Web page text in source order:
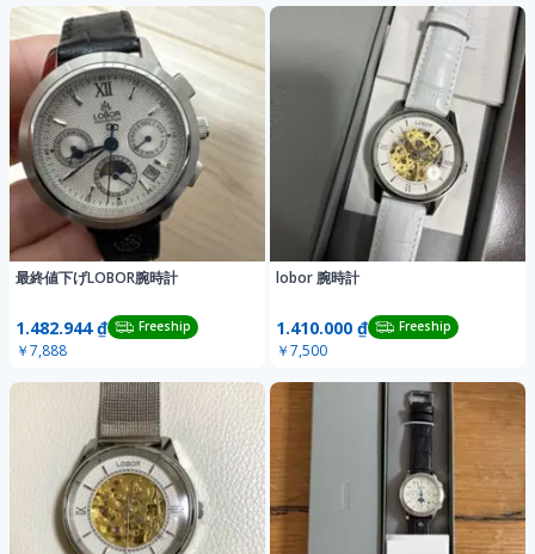
最終値下げLOBOR腕時計
1.482.944 ₫ Freeship
￥7,888
lobor 腕時計
1.410.000 ₫ Freeship
￥7,500